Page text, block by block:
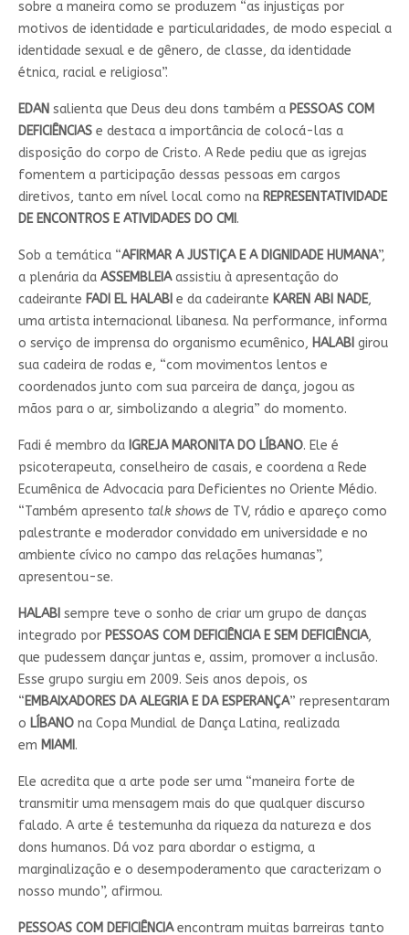
sobre a maneira como se produzem “as injustiças por
motivos de identidade e particularidades, de modo especial a
identidade sexual e de gênero, de classe, da identidade
étnica, racial e religiosa”.
EDANsalienta que Deus deu dons também a PESSOAS COM
DEFICIÊNCIASe destaca a importância de colocá-las a
disposição do corpo de Cristo. A Rede pediu que as igrejas
fomentem a participação dessas pessoas em cargos
diretivos, tanto em nível local como na REPRESENTATIVIDADE
DE ENCONTROS E ATIVIDADES DO CMI.
Sob a temática “AFIRMAR A JUSTIÇA E A DIGNIDADE HUMANA”,
a plenária da ASSEMBLEIAassistiu à apresentação do
cadeirante FADI EL HALABIe da cadeirante KAREN ABI NADE,
uma artista internacional libanesa. Na performance, informa
o serviço de imprensa do organismo ecumênico, HALABIgirou
sua cadeira de rodas e, “com movimentos lentos e
coordenados junto com sua parceira de dança, jogou as
mãos para o ar, simbolizando a alegria” do momento.
Fadi é membro da IGREJA MARONITA DO LÍBANO. Ele é
psicoterapeuta, conselheiro de casais, e coordena a Rede
Ecumênica de Advocacia para Deficientes no Oriente Médio.
“Também apresento talk showsde TV, rádio e apareço como
palestrante e moderador convidado em universidade e no
ambiente cívico no campo das relações humanas”,
apresentou-se.
HALABIsempre teve o sonho de criar um grupo de danças
integrado por PESSOAS COM DEFICIÊNCIA E SEM DEFICIÊNCIA,
que pudessem dançar juntas e, assim, promover a inclusão.
Esse grupo surgiu em 2009. Seis anos depois, os
“EMBAIXADORES DA ALEGRIA E DA ESPERANÇA” representaram
o LÍBANOna Copa Mundial de Dança Latina, realizada
em MIAMI.
Ele acredita que a arte pode ser uma “maneira forte de
transmitir uma mensagem mais do que qualquer discurso
falado. A arte é testemunha da riqueza da natureza e dos
dons humanos. Dá voz para abordar o estigma, a
marginalização e o desempoderamento que caracterizam o
nosso mundo”, afirmou.
PESSOAS COM DEFICIÊNCIAencontram muitas barreiras tanto